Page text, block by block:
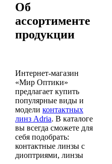
Об
ассортименте
продукции
Интернет-магазин
«Мир Оптики»
предлагает купить
популярные виды и
моделиконтактных
линз Adria. В каталоге
вы всегда сможете для
себя подобрать:
контактные линзы с
диоптриями, линзы